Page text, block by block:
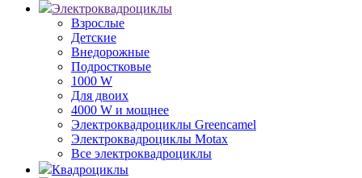
Электроквадроциклы
Взрослые
Детские
Внедорожные
Подростковые
1000 W
Для двоих
4000 W и мощнее
Электроквадроциклы Greencamel
Электроквадроциклы Motax
Все электроквадроциклы
Квадроциклы